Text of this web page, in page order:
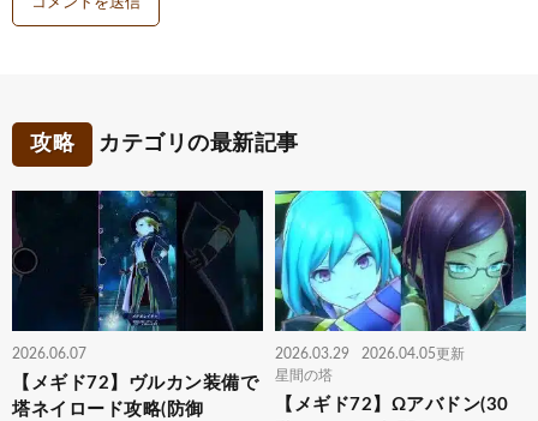
攻略 カテゴリの最新記事
2026.06.07
【メギド72】ヴルカン装備で
塔ネイロード攻略(防御
2026.03.29
2026.04.05更新
星間の塔
【メギド72】Ωアバドン(30